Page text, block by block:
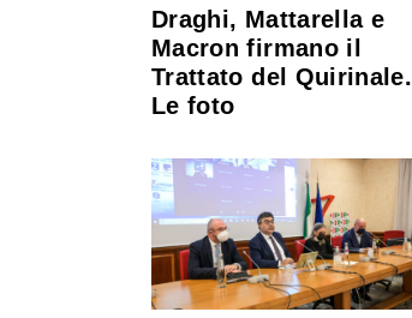
Draghi, Mattarella e
Macron firmano il
Trattato del Quirinale.
Le foto